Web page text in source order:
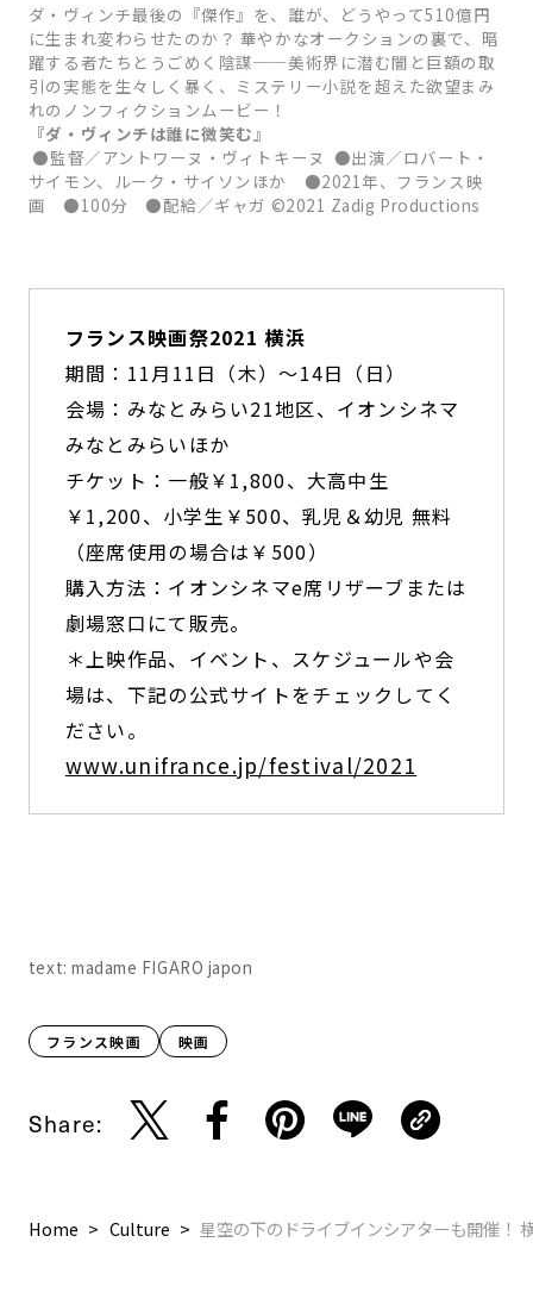
ダ・ヴィンチ最後の『傑作』を、誰が、どうやって510億円
に生まれ変わらせたのか？ 華やかなオークションの裏で、暗
躍する者たちとうごめく陰謀──美術界に潜む闇と巨額の取
引の実態を生々しく暴く、ミステリー小説を超えた欲望まみ
れのノンフィクションムービー！
『ダ・ヴィンチは誰に微笑む』
●監督／アントワーヌ・ヴィトキーヌ ●出演／ロバート・
サイモン、ルーク・サイソンほか ●2021年、フランス映
画 ●100分 ●配給／ギャガ ©2021 Zadig Productions
フランス映画祭2021 横浜
期間：11月11日（木）～14日（日）
会場：みなとみらい21地区、イオンシネマ
みなとみらいほか
チケット：一般￥1,800、大高中生
￥1,200、小学生￥500、乳児＆幼児 無料
（座席使用の場合は￥500）
購入方法：イオンシネマe席リザーブまたは
劇場窓口にて販売。
＊上映作品、イベント、スケジュールや会
場は、下記の公式サイトをチェックしてく
ださい。
www.unifrance.jp/festival/2021
text: madame FIGARO japon
フランス映画 映画
Share:
Home Culture 星空の下のドライブインシアターも開催！